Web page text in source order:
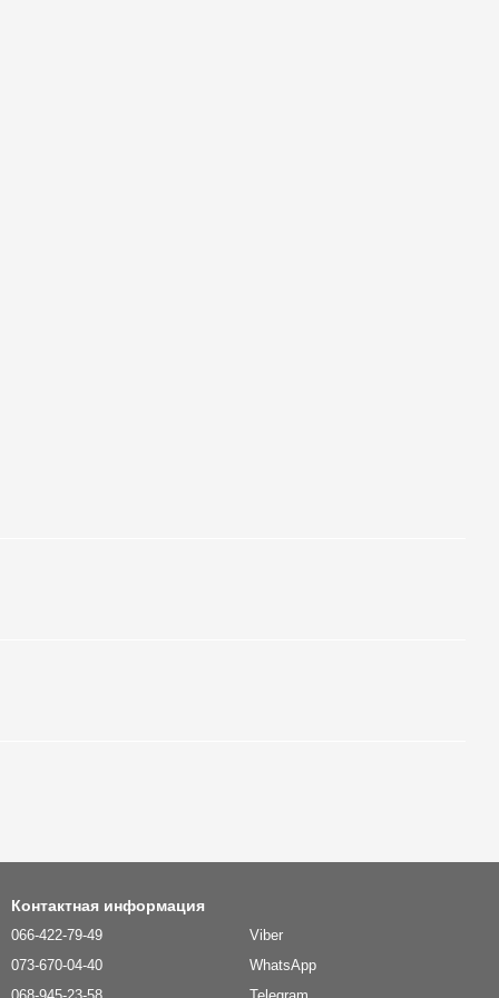
Контактная информация
066-422-79-49
073-670-04-40
Viber
WhatsApp